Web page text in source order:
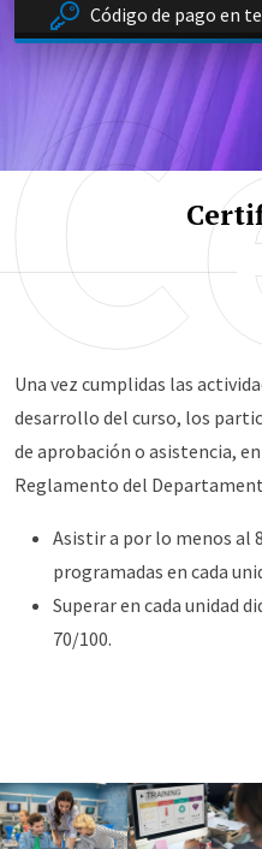
Código de pago en
Una vez cumplidas las
desarrollo del curso, los
de aprobación o asistencia,
Reglamento del
Asistir a por lo menos al
programadas en cada
Superar en cada unidad
70/100.